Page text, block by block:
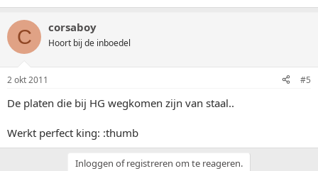
C corsaboy
Hoort bij de inboedel
2 okt 2011 #5
De platen die bij HG wegkomen zijn van staal..
Werkt perfect king: :thumb
Inloggen of registreren om te reageren.